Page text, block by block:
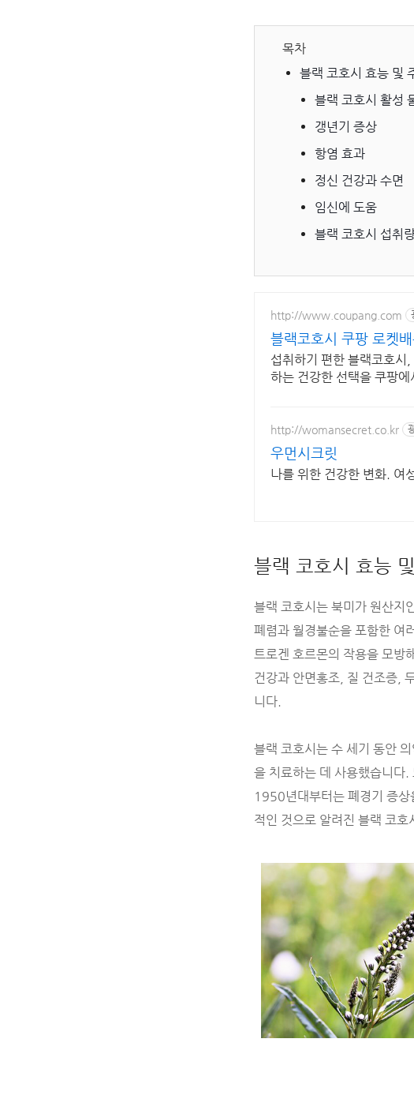
목차
블랙 코호시 효능 및
블랙 코호시 활성
갱년기 증상
항염 효과
정신 건강과 수면
임신에 도움
블랙 코호시 섭취
http://www.coupang.com
블랙코호시 쿠팡 로켓
섭취하기 편한 블랙코호시
하는 건강한 선택을 쿠팡에
http://womansecret.co.kr
우먼시크릿
나를 위한 건강한 변화. 여
블랙 코호시 효능
블랙 코호시는 북미가 원산지
폐렴과 월경불순을 포함한 여
트로겐 호르몬의 작용을 모방
건강과 안면홍조, 질 건조증,
니다.
블랙 코호시는 수 세기 동안
을 치료하는 데 사용했습니다.
1950년대부터는 폐경기 증상
적인 것으로 알려진 블랙 코